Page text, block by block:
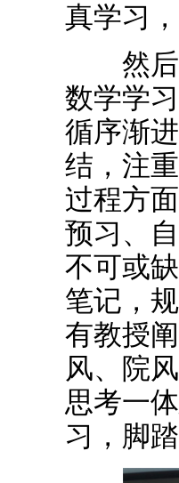
真学习
然后
数学学
循序渐
结，注
过程方
预习、
不可或
笔记，
有教授
风、院
思考一
习，脚